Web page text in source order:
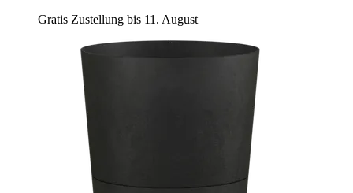
Gratis Zustellung bis 11. August